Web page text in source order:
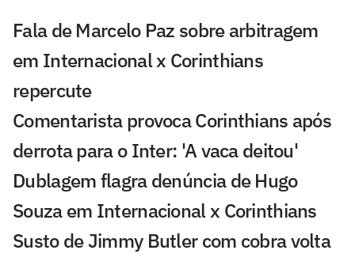
Fala de Marcelo Paz sobre arbitragem
em Internacional x Corinthians
repercute
Comentarista provoca Corinthians após
derrota para o Inter: 'A vaca deitou'
Dublagem flagra denúncia de Hugo
Souza em Internacional x Corinthians
Susto de Jimmy Butler com cobra volta